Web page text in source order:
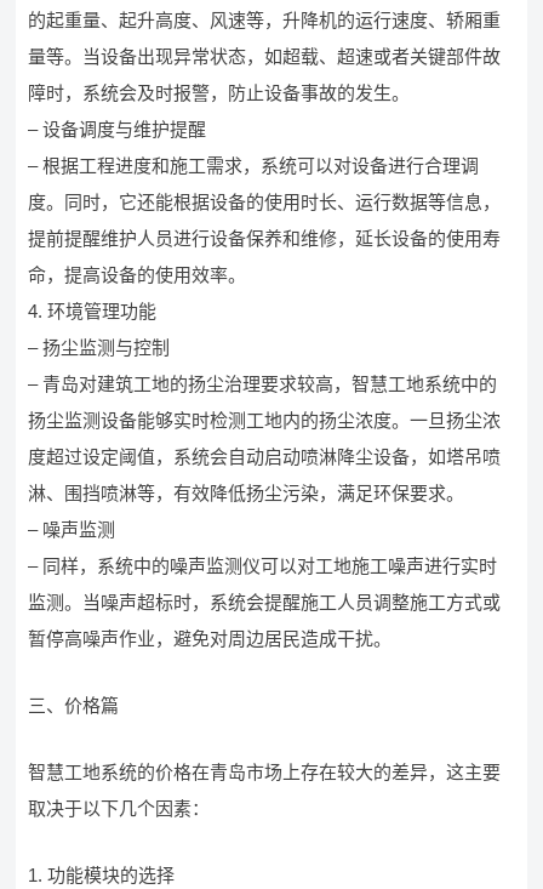
的起重量、起升高度、风速等，升降机的运行速度、轿厢重
量等。当设备出现异常状态，如超载、超速或者关键部件故
障时，系统会及时报警，防止设备事故的发生。
– 设备调度与维护提醒
– 根据工程进度和施工需求，系统可以对设备进行合理调
度。同时，它还能根据设备的使用时长、运行数据等信息，
提前提醒维护人员进行设备保养和维修，延长设备的使用寿
命，提高设备的使用效率。
4. 环境管理功能
– 扬尘监测与控制
– 青岛对建筑工地的扬尘治理要求较高，智慧工地系统中的
扬尘监测设备能够实时检测工地内的扬尘浓度。一旦扬尘浓
度超过设定阈值，系统会自动启动喷淋降尘设备，如塔吊喷
淋、围挡喷淋等，有效降低扬尘污染，满足环保要求。
– 噪声监测
– 同样，系统中的噪声监测仪可以对工地施工噪声进行实时
监测。当噪声超标时，系统会提醒施工人员调整施工方式或
暂停高噪声作业，避免对周边居民造成干扰。
三、价格篇
智慧工地系统的价格在青岛市场上存在较大的差异，这主要
取决于以下几个因素：
1. 功能模块的选择